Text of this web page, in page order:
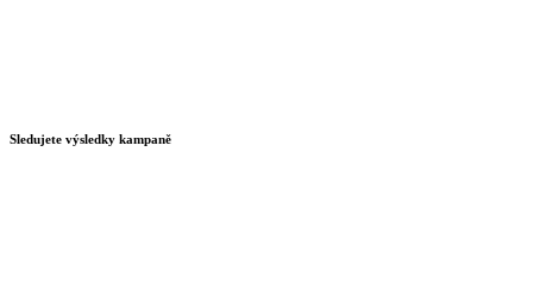
Sledujete výsledky kampaně